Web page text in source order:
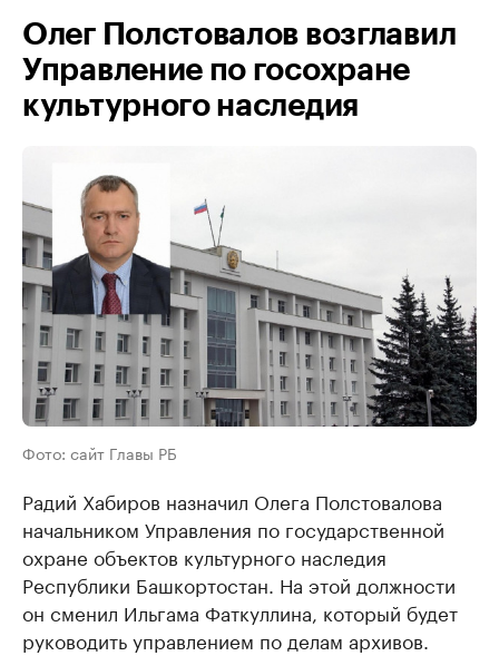
Олег Полстовалов возглавил
Управление по госохране
культурного наследия
Фото: сайт Главы РБ
Радий Хабиров назначил Олега Полстовалова
начальником Управления по государственной
охране объектов культурного наследия
Республики Башкортостан. На этой должности
он сменил Ильгама Фаткуллина, который будет
руководить управлением по делам архивов.